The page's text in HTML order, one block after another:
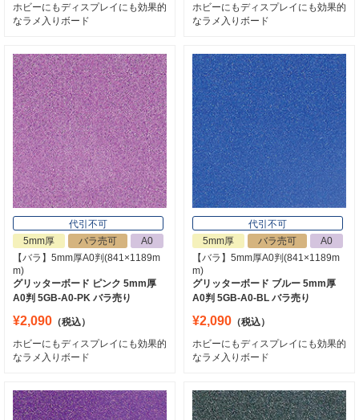
ホビーにもディスプレイにも効果的
なラメ入りボード
ホビーにもディスプレイにも効果的
なラメ入りボード
代引不可
5mm厚
バラ売可
A0
【バラ】5mm厚A0判(841×1189m
m)
グリッターボード ピンク 5mm厚
A0判 5GB-A0-PK バラ売り
¥2,090 （税込）
ホビーにもディスプレイにも効果的
なラメ入りボード
代引不可
5mm厚
バラ売可
A0
【バラ】5mm厚A0判(841×1189m
m)
グリッターボード ブルー 5mm厚
A0判 5GB-A0-BL バラ売り
¥2,090 （税込）
ホビーにもディスプレイにも効果的
なラメ入りボード